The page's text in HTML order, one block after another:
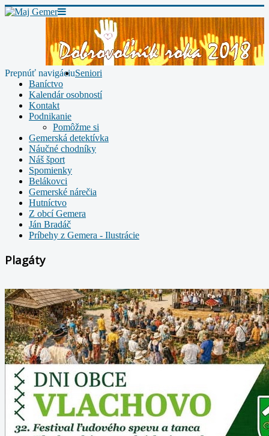
Prepnúť navigáciuSeniori
Baníctvo
Kalendár osobností
Kontakt
Podnikanie
Pomôžme si
Gemerská detektívka
Náučné chodníky
Náš šport
Spomienky
Belákovci
Gemerské nárečia
Hutníctvo
Z obcí Gemera
Ján Bradáč
Príbehy z Gemera - Ilustrácie
Plagáty